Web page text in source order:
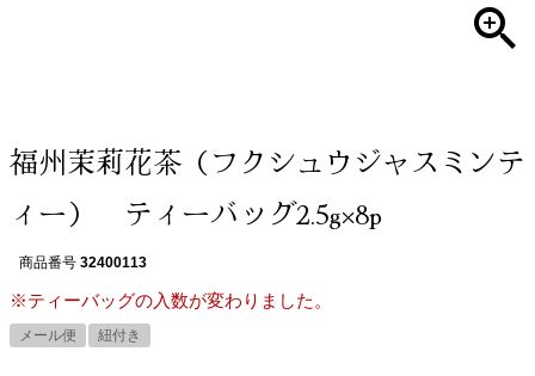
福州茉莉花茶（フクシュウジャスミンテ
ィー） ティーバッグ2.5g×8p
商品番号 32400113
※ティーバッグの入数が変わりました。
メール便 紐付き